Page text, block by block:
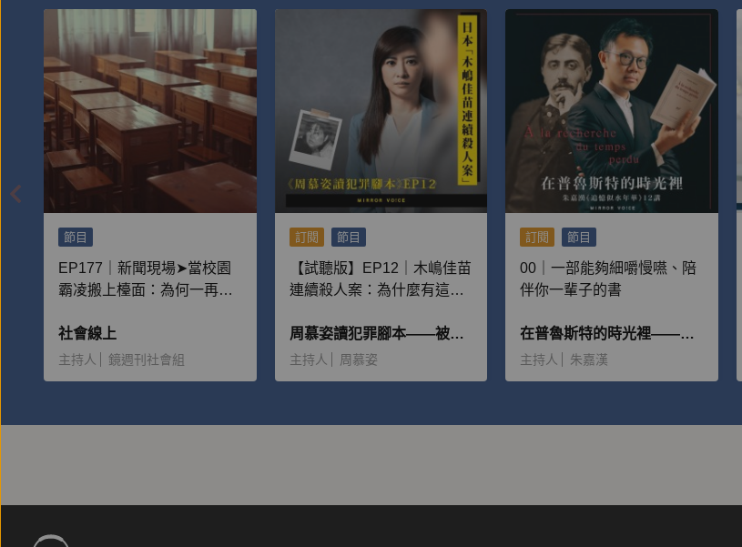
節目
EP177｜新聞現場➤當校園
霸凌搬上檯面：為何一再重
社會線上
主持人 鏡週刊社會組
訂閱 節目
【試聽版】EP12｜木嶋佳苗
連續殺人案：為什麼有這麼
給予大量金錢？
周慕姿讀犯罪腳本——被惡魔追逐的人
主持人 周慕姿
訂閱 節目
00｜一部能夠細嚼慢嚥、陪
伴你一輩子的書
在普魯斯特的時光裡——朱嘉漢《追憶似水年華》12講
主持人 朱嘉漢